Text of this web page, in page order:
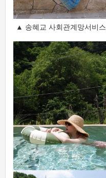
▲ 송혜교 사회관계망서비스